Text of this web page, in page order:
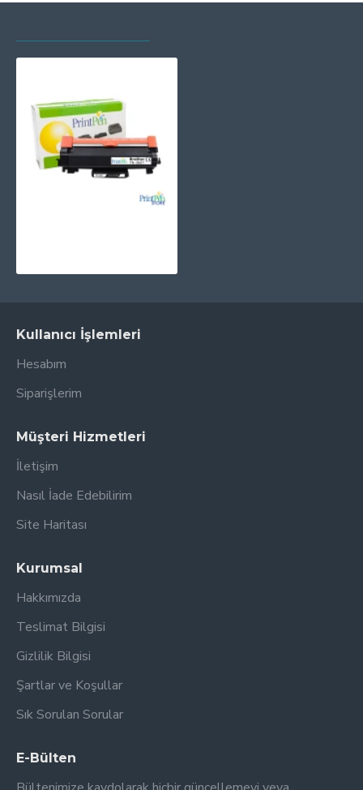
Kullanıcı İşlemleri
Hesabım
Siparişlerim
Müşteri Hizmetleri
İletişim
Nasıl İade Edebilirim
Site Haritası
Kurumsal
Hakkımızda
Teslimat Bilgisi
Gizlilik Bilgisi
Şartlar ve Koşullar
Sık Sorulan Sorular
E-Bülten